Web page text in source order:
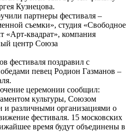
Кузнецова.
партнеры фестиваля –
съемки», студия «Свободное
«Арт-квадрат», компания
центр Союза
фестиваля поздравил с
певец Родион Газманов –
церемонии сообщил:
культуры, Союзом
и различными организациями о
фестиваля. 15 московских
время будут объединены в